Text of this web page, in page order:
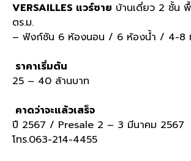
VERSAILLES แวร์ซาย บ้านเดี่ยว 2 ชั้น
ตร.ม.
– ฟังก์ชัน 6 ห้องนอน / 6 ห้องน้ำ / 4-8
ราคาเริ่มต้น
25 – 40 ล้านบาท
คาดว่าจะแล้วเสร็จ
ปี 2567 / Presale 2 – 3 มีนาคม 2567
โทร.063-214-4455